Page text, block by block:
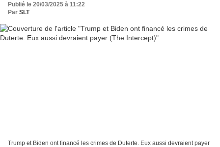
Publié le 20/03/2025 à 11:22
Par SLT
Trump et Biden ont financé les crimes de Duterte. Eux aussi devraient payer